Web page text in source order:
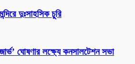
দুঃসাহসিক চুরি
ঘোষণার লক্ষ্যে কনসালটেশন সভা